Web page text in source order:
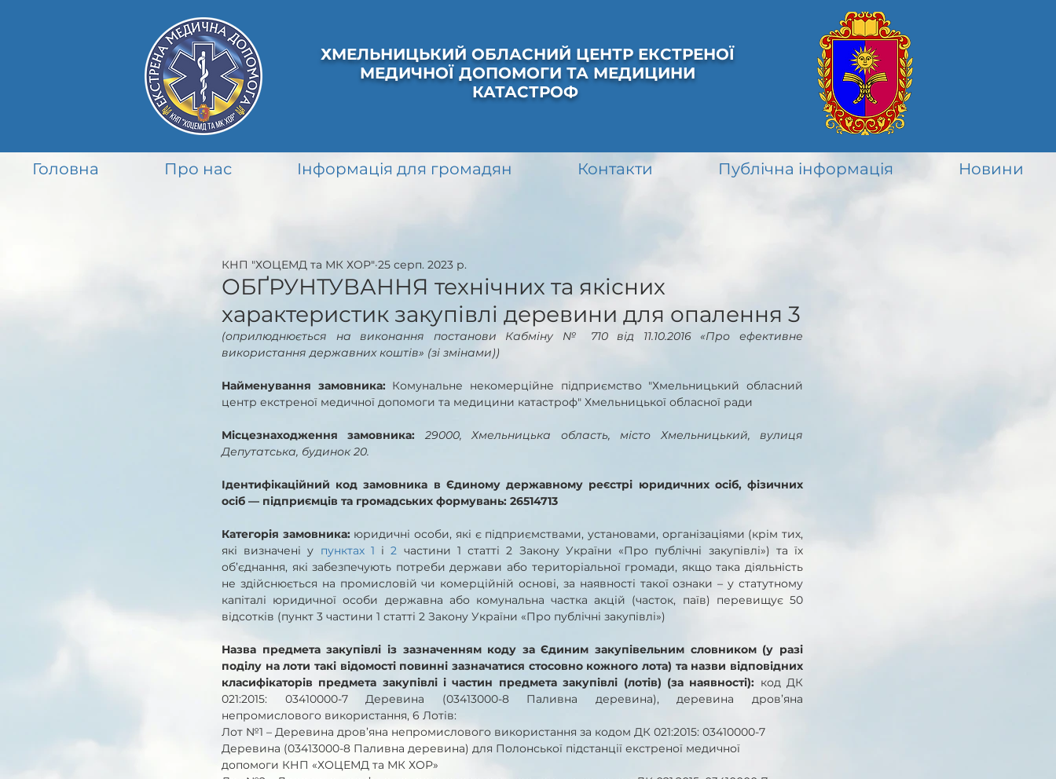
ХМЕЛЬНИЦЬКИЙ ОБЛАСНИЙ ЦЕНТР ЕКСТРЕНОЇ
МЕДИЧНОЇ ДОПОМОГИ ТА МЕДИЦИНИ
КАТАСТРОФ
Головна Про нас Інформація для громадян Контакти Публічна інформація Новини
ОБҐРУНТУВАННЯ технічних та якісних
характеристик закупівлі деревини для опалення 3
КНП "ХОЦЕМД та МК ХОР" 25 серп. 2023 р.
(оприлюднюється на виконання постанови Кабміну № 710 від 11.10.2016 «Про ефективне
використання державних коштів» (зі змінами))
Найменування замовника: Комунальне некомерційне підприємство "Хмельницький обласний
центр екстреної медичної допомоги та медицини катастроф" Хмельницької обласної ради
Місцезнаходження замовника: 29000, Хмельницька область, місто Хмельницький, вулиця
Депутатська, будинок 20.
Ідентифікаційний код замовника в Єдиному державному реєстрі юридичних осіб, фізичних
осіб — підприємців та громадських формувань: 26514713
Категорія замовника: юридичні особи, які є підприємствами, установами, організаціями (крім тих,
які визначені у пунктах 1 і 2 частини 1 статті 2 Закону України «Про публічні закупівлі») та їх
об’єднання, які забезпечують потреби держави або територіальної громади, якщо така діяльність
не здійснюється на промисловій чи комерційній основі, за наявності такої ознаки – у статутному
капіталі юридичної особи державна або комунальна частка акцій (часток, паїв) перевищує 50
відсотків (пункт 3 частини 1 статті 2 Закону України «Про публічні закупівлі»)
Назва предмета закупівлі із зазначенням коду за Єдиним закупівельним словником (у разі
поділу на лоти такі відомості повинні зазначатися стосовно кожного лота) та назви відповідних
класифікаторів предмета закупівлі і частин предмета закупівлі (лотів) (за наявності): код ДК
021:2015: 03410000-7 Деревина (03413000-8 Паливна деревина), деревина дров’яна
непромислового використання, 6 Лотів:
Лот №1 – Деревина дров’яна непромислового використання за кодом ДК 021:2015: 03410000-7
Деревина (03413000-8 Паливна деревина) для Полонської підстанції екстреної медичної
допомоги КНП «ХОЦЕМД та МК ХОР»